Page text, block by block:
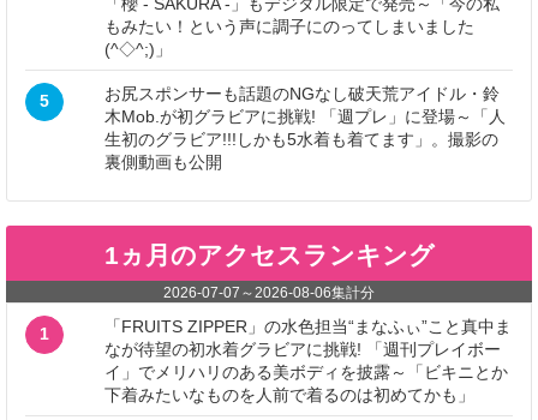
もみたい！という声に調子にのってしまいました
(^◇^;)」
5
お尻スポンサーも話題のNGなし破天荒アイドル・鈴
木Mob.が初グラビアに挑戦! 「週プレ」に登場～「人
生初のグラビア!!!しかも5水着も着てます」。撮影の
裏側動画も公開
1ヵ月のアクセスランキング
2026-07-07 ～2026-08-06集計分
1
「FRUITS ZIPPER」の水色担当“まなふぃ”こと真中ま
なが待望の初水着グラビアに挑戦! 「週刊プレイボー
イ」でメリハリのある美ボディを披露～「ビキニとか
下着みたいなものを人前で着るのは初めてかも」